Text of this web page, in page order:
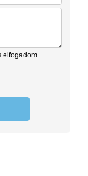
elfogadom.